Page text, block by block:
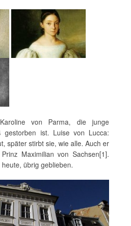
von Parma, die junge
gestorben ist. Luise von Lucca:
später stirbt sie, wie alle. Auch er
Maximilian von Sachsen[1].
übrig geblieben.